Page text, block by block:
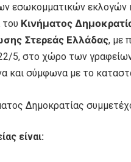
εσωκομματικών εκλογών
του Κινήματος
Στερεάς Ελλάδας, με
5, στο χώρο των
και σύμφωνα με το
Δημοκρατίας
είναι: